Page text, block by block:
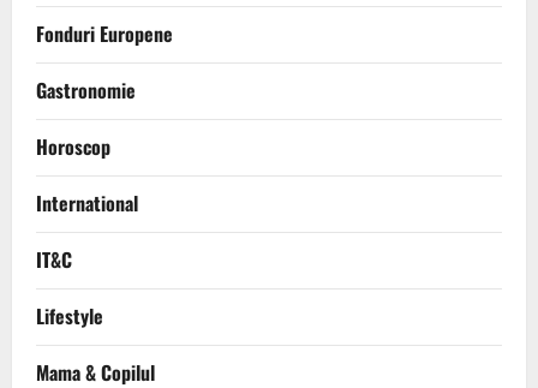
Fonduri Europene
Gastronomie
Horoscop
International
IT&C
Lifestyle
Mama & Copilul